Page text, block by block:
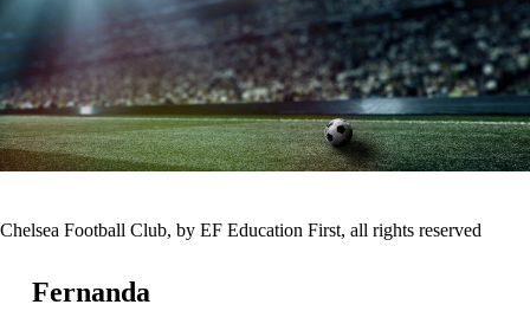
Chelsea Football Club, by EF Education First, all rights reserved
Fernanda